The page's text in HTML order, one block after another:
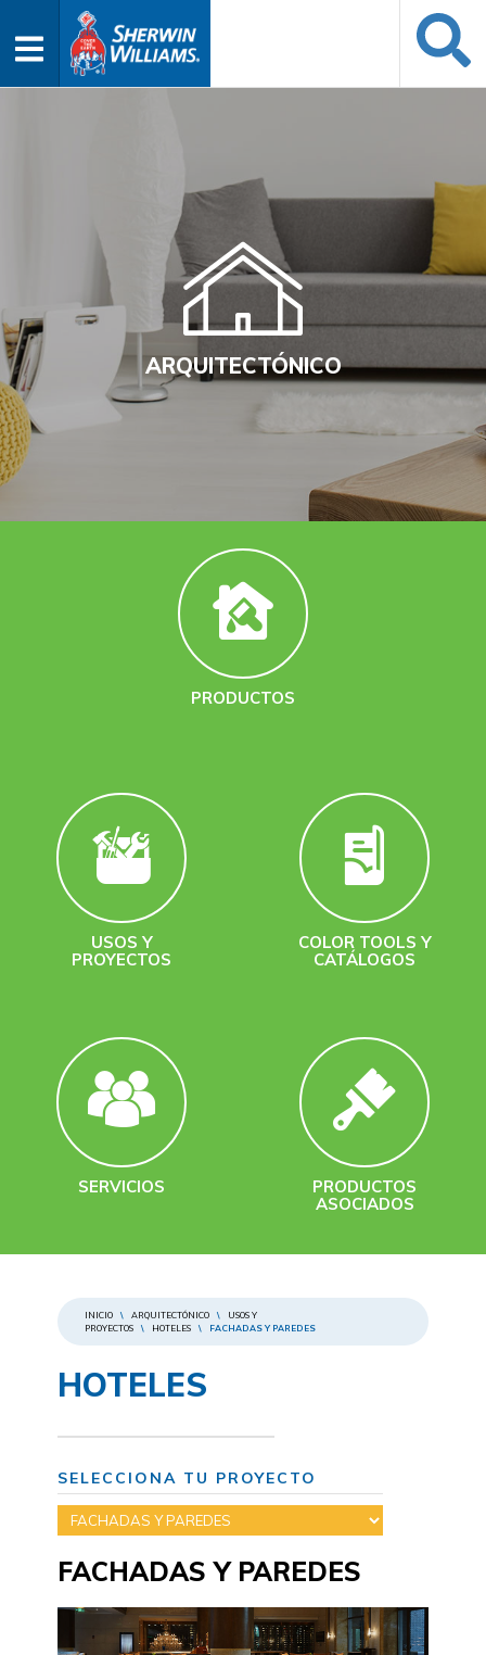
ARQUITECTÓNICO
PRODUCTOS
USOS Y
PROYECTOS
COLOR TOOLS Y
CATÁLOGOS
SERVICIOS
PRODUCTOS
ASOCIADOS
INICIO \ ARQUITECTÓNICO \
USOS Y
PROYECTOS
\ HOTELES \ FACHADAS Y PAREDES
HOTELES
SELECCIONA TU PROYECTO
FACHADAS Y PAREDES